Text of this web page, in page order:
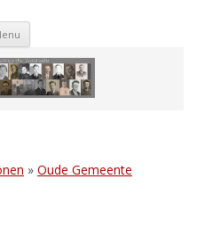
Skip
» Oude Gemeente